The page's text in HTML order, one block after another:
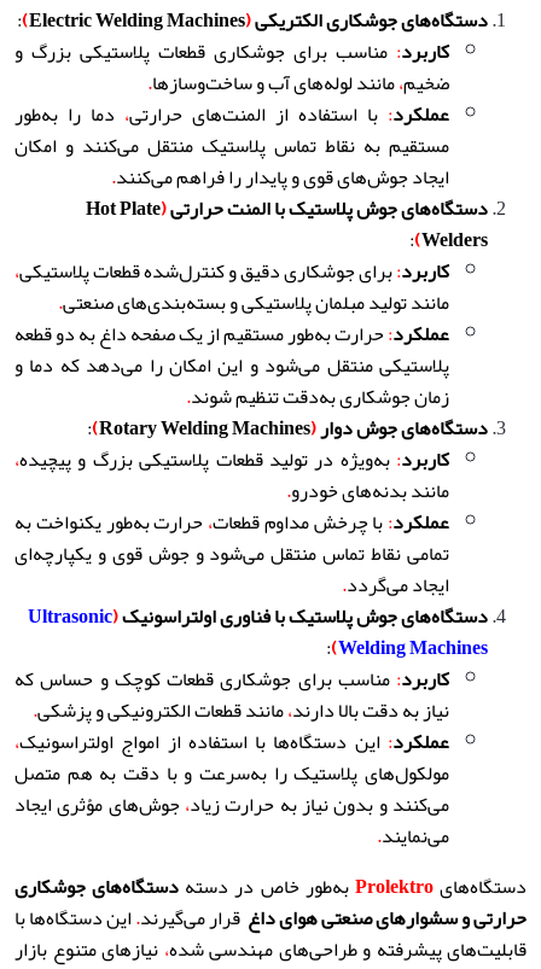
دستگاه‌های جوشکاری الکتریکی(
Electric Welding Machines
)
:
کاربرد: مناسب برای جوشکاری قطعات پلاستیکی بزرگ و
ضخیم،مانند لوله‌های آب و ساخت‌وسازها.
عملکرد: با استفاده از المنت‌های حرارتی، دما را به‌طور
مستقیم به نقاط تماس پلاستیک منتقل می‌کنند و امکان
ایجاد جوش‌های قوی و پایدار را فراهم می‌کنند.
دستگاه‌های جوش پلاستیک با المنت حرارتی(
Hot Plate
Welders
)
:
کاربرد:برای جوشکاری دقیق و کنترل‌شده قطعات پلاستیکی،
مانند تولید مبلمان پلاستیکی و بسته‌بندی‌های صنعتی.
عملکرد:حرارت به‌طور مستقیم از یک صفحه داغ به دو قطعه
پلاستیکی منتقل می‌شود و این امکان را می‌دهد که دما و
زمان جوشکاری به‌دقت تنظیم شوند.
دستگاه‌های جوش دوار(
Rotary Welding Machines
)
:
کاربرد:به‌ویژه در تولید قطعات پلاستیکی بزرگ و پیچیده،
مانند بدنه‌های خودرو.
عملکرد:با چرخش مداوم قطعات،حرارت به‌طور یکنواخت به
تمامی نقاط تماس منتقل می‌شود و جوش قوی و یکپارچه‌ای
ایجاد می‌گردد.
دستگاه‌های جوش پلاستیک با فناوری اولتراسونیک(
Ultrasonic
Welding Machines
)
:
کاربرد:مناسب برای جوشکاری قطعات کوچک و حساس که
نیاز به دقت بالا دارند،مانند قطعات الکترونیکی و پزشکی.
عملکرد: این دستگاه‌ها با استفاده از امواج اولتراسونیک،
مولکول‌های پلاستیک را به‌سرعت و با دقت به هم متصل
می‌کنند و بدون نیاز به حرارت زیاد،جوش‌های مؤثری ایجاد
می‌نمایند.
دستگاه‌هایProlektroبه‌طور خاص در دستهدستگاه‌های جوشکاری
حرارتی و سشوارهای صنعتی هوای داغ قرار می‌گیرند.این دستگاه‌ها با
قابلیت‌های پیشرفته و طراحی‌های مهندسی شده،نیازهای متنوع بازار